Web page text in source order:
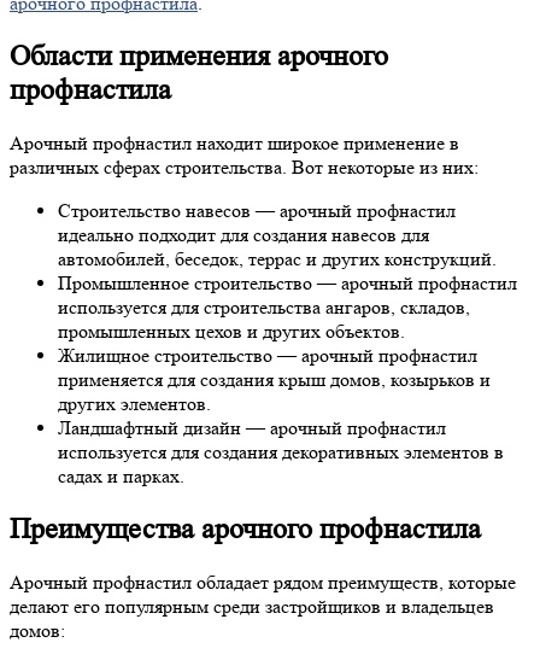
Области применения арочного
профнастила
Арочный профнастил находит широкое применение в
различных сферах строительства. Вот некоторые из них:
Строительство навесов — арочный профнастил
идеально подходит для создания навесов для
автомобилей, беседок, террас и других конструкций.
Промышленное строительство — арочный профнастил
используется для строительства ангаров, складов,
промышленных цехов и других объектов.
Жилищное строительство — арочный профнастил
применяется для создания крыш домов, козырьков и
других элементов.
Ландшафтный дизайн — арочный профнастил
используется для создания декоративных элементов в
садах и парках.
Преимущества арочного профнастила
Арочный профнастил обладает рядом преимуществ, которые
делают его популярным среди застройщиков и владельцев
домов: